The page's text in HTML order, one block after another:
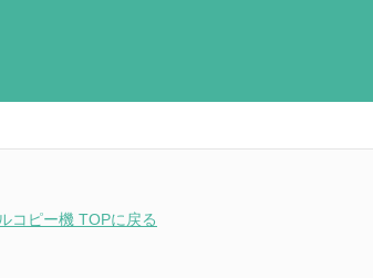
コピー機 TOPに戻る